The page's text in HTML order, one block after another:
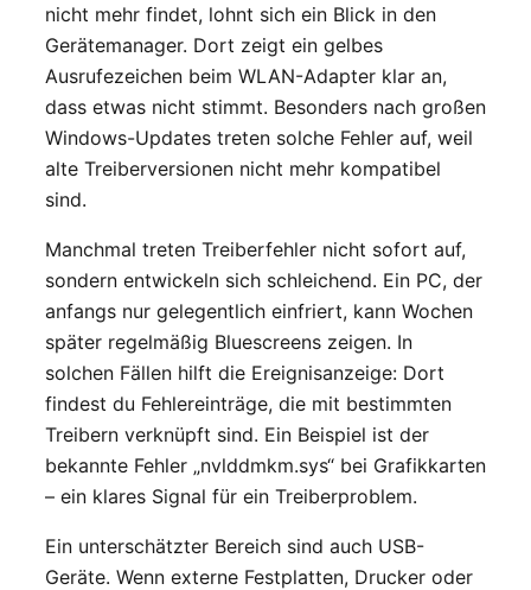
nicht mehr findet, lohnt sich ein Blick in den
Gerätemanager. Dort zeigt ein gelbes
Ausrufezeichen beim WLAN-Adapter klar an,
dass etwas nicht stimmt. Besonders nach großen
Windows-Updates treten solche Fehler auf, weil
alte Treiberversionen nicht mehr kompatibel
sind.
Manchmal treten Treiberfehler nicht sofort auf,
sondern entwickeln sich schleichend. Ein PC, der
anfangs nur gelegentlich einfriert, kann Wochen
später regelmäßig Bluescreens zeigen. In
solchen Fällen hilft die Ereignisanzeige: Dort
findest du Fehlereinträge, die mit bestimmten
Treibern verknüpft sind. Ein Beispiel ist der
bekannte Fehler „nvlddmkm.sys“ bei Grafikkarten
– ein klares Signal für ein Treiberproblem.
Ein unterschätzter Bereich sind auch USB-
Geräte. Wenn externe Festplatten, Drucker oder